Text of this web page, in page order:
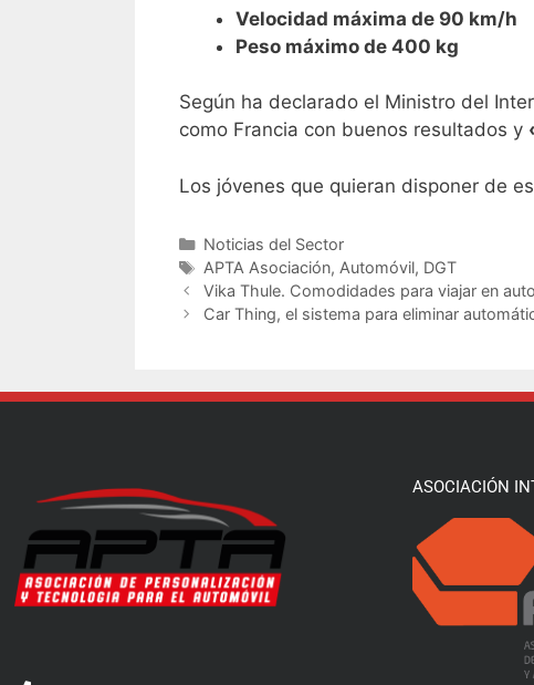
Velocidad máxima de 90 km/h
Peso máximo de 400 kg
Según ha declarado el Ministro del
como Francia con buenos resultados y
Los jóvenes que quieran disponer de
Noticias del Sector
APTA Asociación, Automóvil, DGT
Vika Thule. Comodidades para viajar en
Car Thing, el sistema para eliminar
ASOCIACIÓN